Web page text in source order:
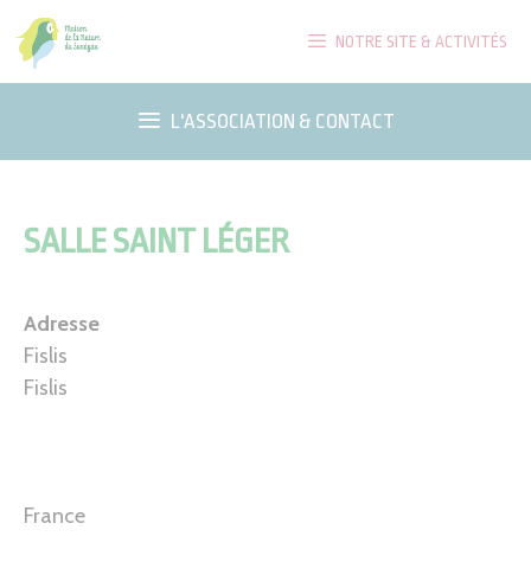
Aller
au
contenu
NOTRE SITE & ACTIVITÉS
L'ASSOCIATION & CONTACT
SALLE SAINT LÉGER
Adresse
Fislis
Fislis
France